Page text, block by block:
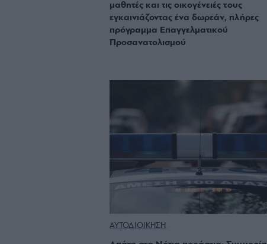
μαθητές και τις οικογένειές τους
εγκαινιάζοντας ένα δωρεάν, πλήρες
πρόγραμμα Επαγγελματικού
Προσανατολισμού
ΑΥΤΟΔΙΟΙΚΗΣΗ